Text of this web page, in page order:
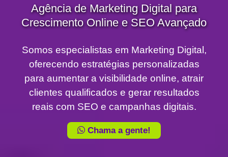
Agência de Marketing Digital para
Crescimento Online e SEO Avançado
Somos especialistas em Marketing Digital,
oferecendo estratégias personalizadas
para aumentar a visibilidade online, atrair
clientes qualificados e gerar resultados
reais com SEO e campanhas digitais.
Chama a gente!